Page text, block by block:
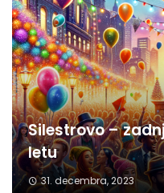
Silestrovo –
letu
31. decembra, 2023